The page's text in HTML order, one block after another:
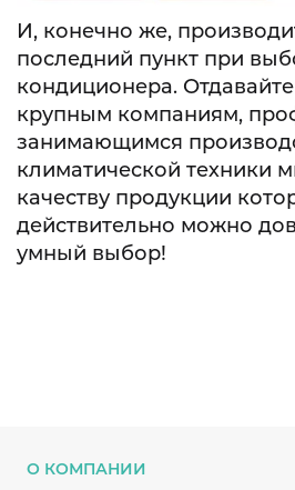
О КОМПАНИИ
И, конечно же,
последний пункт при
кондиционера.
крупным компаниям,
занимающимся
климатической техники
качеству продукции
действительно можно
умный выбор!